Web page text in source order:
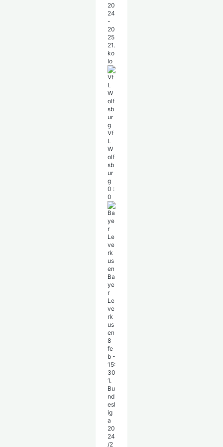
20
24
-
20
25
21.
ko
lo
Vf
L
W
olf
sb
ur
g
0 :
0
Ba
ye
r
Le
ve
rk
us
en
8
fe
b -
15:
30
1.
Bu
nd
esl
ig
a
20
24
/2